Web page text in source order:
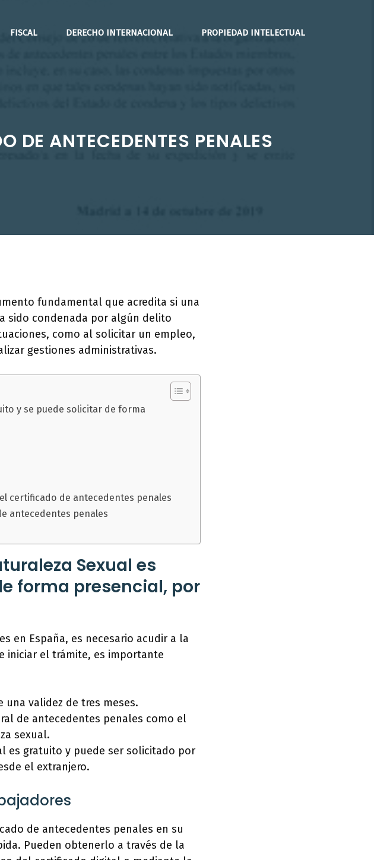
FISCAL DERECHO INTERNACIONAL PROPIEDAD INTELECTUAL
DE ANTECEDENTES PENALES
fundamental que acredita si una
sido condenada por algún delito
como al solicitar un empleo,
gestiones administrativas.
y se puede solicitar de forma
certificado de antecedentes penales
antecedentes penales
Sexual es
forma presencial, por
en España, es necesario acudir a la
iniciar el trámite, es importante
validez de tres meses.
de antecedentes penales como el
sexual.
es gratuito y puede ser solicitado por
el extranjero.
de antecedentes penales en su
Pueden obtenerlo a través de la